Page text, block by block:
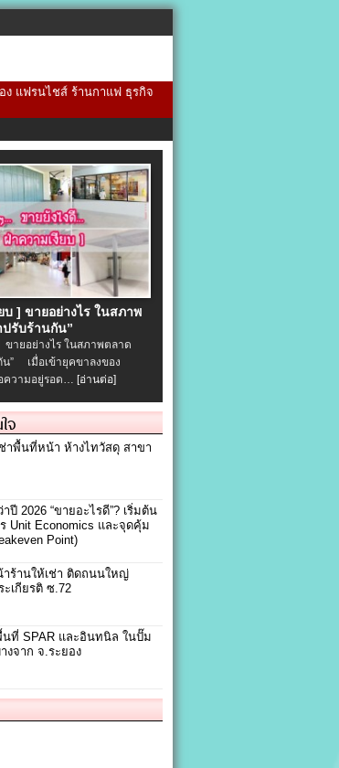
ง แฟรนไชส์ ร้านกาแฟ ธุรกิจ
บ ] ขายอย่างไร ในสภาพ
ปรับร้านกัน”
ขายอย่างไร ในสภาพตลาด
น” เมื่อเข้ายุคขาลงของ
ความอยู่รอด… [อ่านต่อ]
จ
ช่าพื้นที่หน้า ห้างไทวัสดุ สาขา
าปี 2026 “ขายอะไรดี”? เริ่มต้น
Unit Economics และจุดคุ้ม
Point)
ร้านให้เช่า ติดถนนใหญ่
ะเกียรติ ซ.72
นที่ SPAR และอินทนิล ในปั๊ม
งจาก จ.ระยอง